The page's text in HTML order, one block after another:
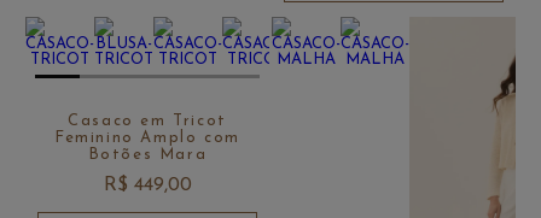
Casaco em Tricot
Feminino Amplo com
Botões Mara
R$ 449,00